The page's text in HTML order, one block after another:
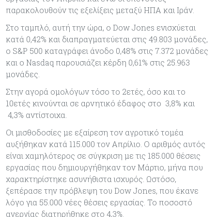
παρακολουθούν τις εξελίξεις μεταξύ ΗΠΑ και Ιράν.
Στο ταμπλό, αυτή την ώρα, ο Dow Jones ενισχύεται
κατά 0,42% και διαπραγματεύεται στις 49.803 μονάδες,
ο S&P 500 καταγράφει άνοδο 0,48% στις 7.372 μονάδες
και ο Nasdaq παρουσιάζει κέρδη 0,61% στις 25.963
μονάδες.
Στην αγορά ομολόγων τόσο το 2ετές, όσο και το
10ετές κινούνται σε αρνητικό έδαφος στο 3,8% και
4,3% αντίστοιχα.
Οι μισθοδοσίες με εξαίρεση τον αγροτικό τομέα
αυξήθηκαν κατά 115.000 τον Απρίλιο. Ο αριθμός αυτός
είναι χαμηλότερος σε σύγκριση με τις 185.000 θέσεις
εργασίας που δημιουργήθηκαν τον Μάρτιο, μήνα που
χαρακτηρίστηκε ασυνήθιστα ισχυρός. Ωστόσο,
ξεπέρασε την πρόβλεψη του Dow Jones, που έκανε
λόγο για 55.000 νέες θέσεις εργασίας. Το ποσοστό
ανεργίας διατηρήθηκε στο 4,3%.